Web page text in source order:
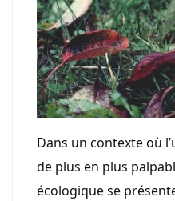
Dans un contexte où
de plus en plus
écologique se